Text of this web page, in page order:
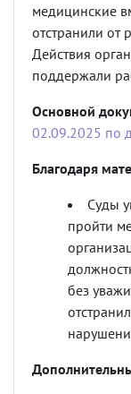
медицинские
отстранили от
Действия
поддержали
Основной
02.09.2025 по
Благодаря
Суды
пройти
без